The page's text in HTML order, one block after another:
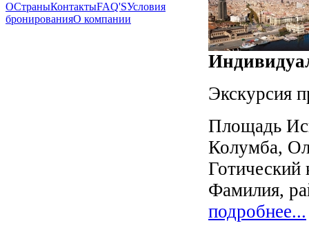
Экскурсия
Площадь
Колумба,
Готический
Фамилия,
подробнее...
ОСтраныКонтактыFAQ'SУсловия
бронированияО компании